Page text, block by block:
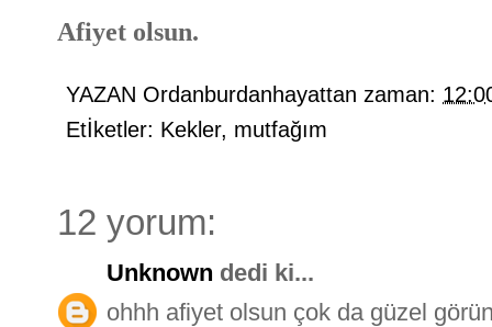
Afiyet olsun.
YAZAN Ordanburdanhayattan zaman:
Etİketler: Kekler, mutfağım
12 yorum:
Unknown dedi ki...
ohhh afiyet olsun çok da güzel